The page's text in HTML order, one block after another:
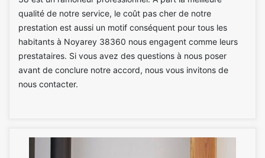
qualité de notre service, le coût pas cher de notre
prestation est aussi un motif conséquent pour tous les
habitants à Noyarey 38360 nous engagent comme leurs
prestataires. Si vous avez des questions à nous poser
avant de conclure notre accord, nous vous invitons de
nous contacter.